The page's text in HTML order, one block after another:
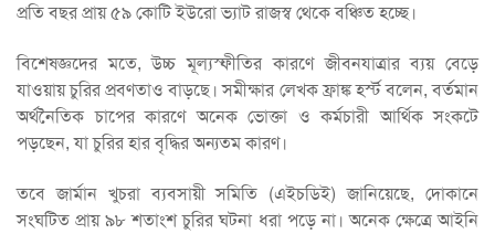
প্রতি বছর প্রায় ৫৯ কোটি ইউরো ভ্যাট রাজস্ব থেকে বঞ্চিত হচ্ছে।
বিশেষজ্ঞদের মতে, উচ্চ মূল্যস্ফীতির কারণে জীবনযাত্রার ব্যয় বেড়ে
যাওয়ায় চুরির প্রবণতাও বাড়ছে। সমীক্ষার লেখক ফ্রাঙ্ক হর্স্ট বলেন, বর্তমান
অর্থনৈতিক চাপের কারণে অনেক ভোক্তা ও কর্মচারী আর্থিক সংকটে
পড়ছেন, যা চুরির হার বৃদ্ধির অন্যতম কারণ।
তবে জার্মান খুচরা ব্যবসায়ী সমিতি (এইচডিই) জানিয়েছে, দোকানে
সংঘটিত প্রায় ৯৮ শতাংশ চুরির ঘটনা ধরা পড়ে না। অনেক ক্ষেত্রে আইনি